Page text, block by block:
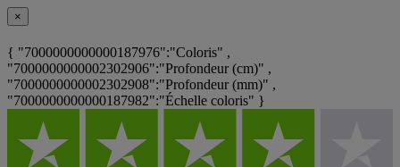
×
{ "7000000000000187976":"Coloris" ,
"7000000000002302906":"Profondeur (cm)" ,
"7000000000002302908":"Profondeur (mm)" ,
"7000000000000187982":"Échelle coloris" }